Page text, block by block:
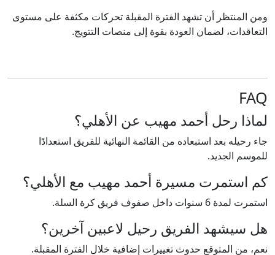
ومن المنتظر أن تشهد الفترة المقبلة تحركات مكثفة على مستوى
التعاقدات، لضمان العودة بقوة إلى منصات التتويج.
FAQ
لماذا رحل أحمد مهيب عن الأهلي؟
جاء رحيله بعد استبعاده من القائمة النهائية للفريق استعدادًا
للموسم الجديد.
كم استمرت مسيرة أحمد مهيب مع الأهلي؟
استمرت لمدة 6 سنوات داخل صفوف فريق كرة السلة.
هل سيشهد الفريق رحيل لاعبين آخرين؟
نعم، من المتوقع حدوث تغييرات إضافية خلال الفترة المقبلة.